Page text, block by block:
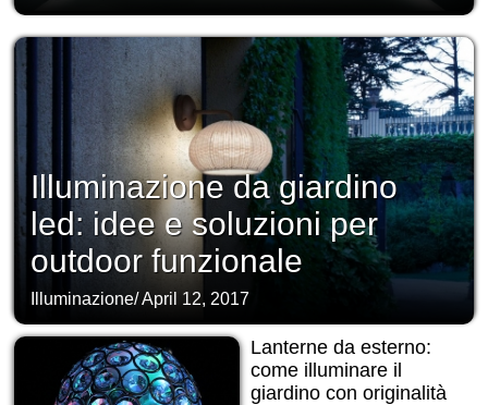
Illuminazione da giardino
led: idee e soluzioni per
outdoor funzionale
Illuminazione/April 12, 2017
Lanterne da esterno:
come illuminare il
giardino con originalità